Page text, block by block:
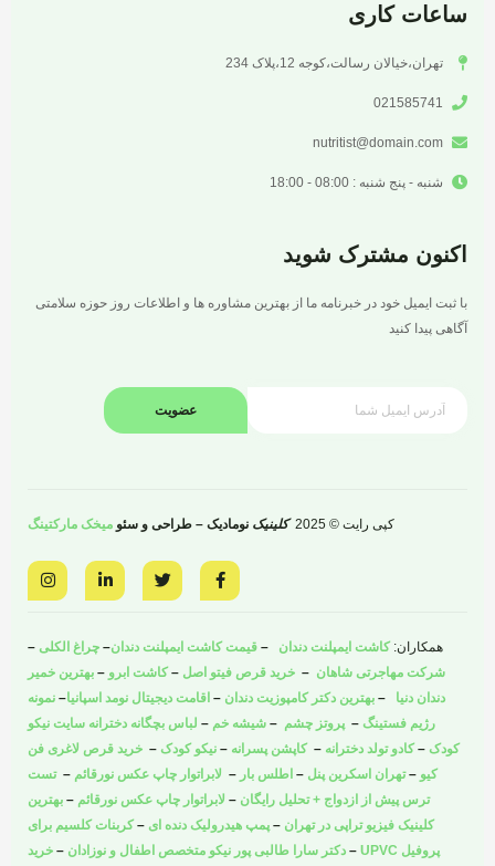
ساعات کاری
تهران،خیالان رسالت،کوجه 12،پلاک 234
021585741
nutritist@domain.com
شنبه - پنج شنبه : 08:00 - 18:00
اکنون مشترک شوید
با ثبت ایمیل خود در خبرنامه ما از بهترین مشاوره ها و اطلاعات روز حوزه سلامتی
آگاهی پیدا کنید
عضویت
کپی رایت © 2025 کلینیک نومادیک – طراحی و سئو میخک مارکتینگ
F
a
c
o
o
k
-
w
i
e
r
L
i
n
d
-
n
I
n
s
g
r
a
m
همکاران: کاشت ایمپلنت دندان – قیمت کاشت ایمپلنت دندان– چراغ الکلی –
شرکت مهاجرتی شاهان – خرید قرص فیتو اصل –کاشت ابرو – بهترین خمیر
دندان دنیا – بهترین دکتر کامپوزیت دندان – اقامت دیجیتال نومد اسپانیا– نمونه
رژیم فستینگ – پروتز چشم – شیشه خم – لباس بچگانه دخترانه سایت نیکو
کودک –کادو تولد دخترانه –کاپشن پسرانه – نیکو کودک – خرید قرص لاغری فن
کیو –تهران اسکرین پنل – اطلس بار – لابراتوار چاپ عکس نورقائم –تست
ترس پیش از ازدواج + تحلیل رایگان – لابراتوار چاپ عکس نورقائم – بهترین
کلینیک فیزیو تراپی در تهران – پمپ هیدرولیک دنده ای –کربنات کلسیم برای
پروفیل UPVC
– دکتر سارا طالبی پور نیکو متخصص اطفال و نوزادان – خرید